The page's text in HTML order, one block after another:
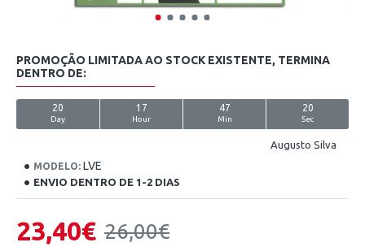
MODELO: LVE
ENVIO DENTRO DE 1-2 DIAS
Augusto Silva
PROMOÇÃO LIMITADA AO STOCK EXISTENTE, TERMINA
DENTRO DE:
20
Day
17
Hour
47
Min
20
Sec
23,40€ 26,00€